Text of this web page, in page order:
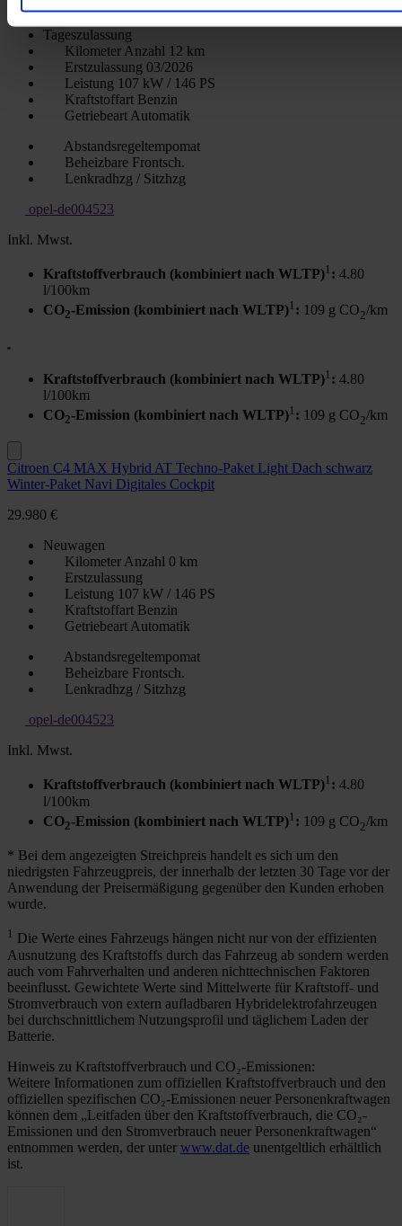
Tageszulassung
Kilometer Anzahl 12 km
Erstzulassung 03/2026
Leistung 107 kW / 146 PS
Kraftstoffart Benzin
Getriebeart Automatik
Abstandsregeltempomat
Beheizbare Frontsch.
Lenkradhzg / Sitzhzg
opel-de004523
Inkl. Mwst.
Kraftstoffverbrauch (kombiniert nach WLTP)1 : 4.80
l/100km
CO2-Emission (kombiniert nach WLTP)1 : 109 g CO2/km
Kraftstoffverbrauch (kombiniert nach WLTP)1 : 4.80
l/100km
CO2-Emission (kombiniert nach WLTP)1 : 109 g CO2/km
Citroen C4 MAX Hybrid AT Techno-Paket Light Dach schwarz
Winter-Paket Navi Digitales Cockpit
29.980 €
Neuwagen
Kilometer Anzahl 0 km
Erstzulassung
Leistung 107 kW / 146 PS
Kraftstoffart Benzin
Getriebeart Automatik
Abstandsregeltempomat
Beheizbare Frontsch.
Lenkradhzg / Sitzhzg
opel-de004523
Inkl. Mwst.
Kraftstoffverbrauch (kombiniert nach WLTP)1 : 4.80
l/100km
CO2-Emission (kombiniert nach WLTP)1 : 109 g CO2/km
* Bei dem angezeigten Streichpreis handelt es sich um den
niedrigsten Fahrzeugpreis, der innerhalb der letzten 30 Tage vor der
Anwendung der Preisermäßigung gegenüber den Kunden erhoben
wurde.
1 Die Werte eines Fahrzeugs hängen nicht nur von der effizienten
Ausnutzung des Kraftstoffs durch das Fahrzeug ab sondern werden
auch vom Fahrverhalten und anderen nichttechnischen Faktoren
beeinflusst. Gewichtete Werte sind Mittelwerte für Kraftstoff- und
Stromverbrauch von extern aufladbaren Hybridelektrofahrzeugen
bei durchschnittlichem Nutzungsprofil und täglichem Laden der
Batterie.
Hinweis zu Kraftstoffverbrauch und CO₂-Emissionen:
Weitere Informationen zum offiziellen Kraftstoffverbrauch und den
offiziellen spezifischen CO₂-Emissionen neuer Personenkraftwagen
können dem „Leitfaden über den Kraftstoffverbrauch, die CO₂-
Emissionen und den Stromverbrauch neuer Personenkraftwagen“
entnommen werden, der unter www.dat.de unentgeltlich erhältlich
ist.